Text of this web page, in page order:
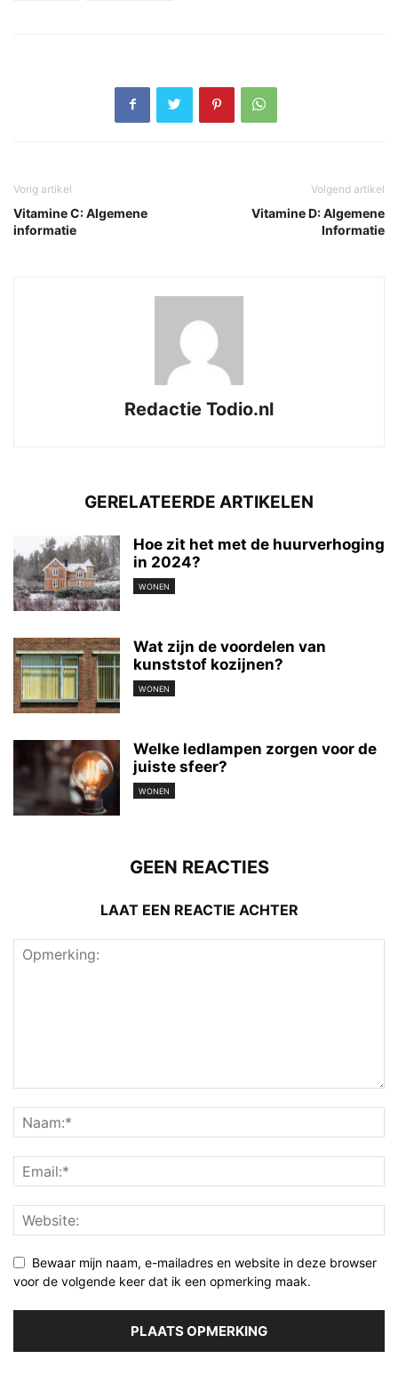
Vorig artikel
Vitamine C: Algemene
informatie
Volgend artikel
Vitamine D: Algemene
Informatie
Redactie Todio.nl
GERELATEERDE ARTIKELEN
Hoe zit het met de huurverhoging
in 2024?
WONEN
Wat zijn de voordelen van
kunststof kozijnen?
WONEN
Welke ledlampen zorgen voor de
juiste sfeer?
WONEN
GEEN REACTIES
LAAT EEN REACTIE ACHTER
Bewaar mijn naam, e-mailadres en website in deze browser
voor de volgende keer dat ik een opmerking maak.